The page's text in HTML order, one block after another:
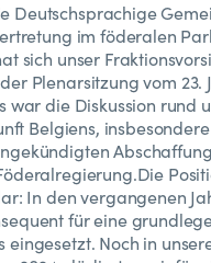
Deutschsprachige
im föderalen
sich unser
Plenarsitzung vom 23.
war die Diskussion rund
Belgiens,
In den vergangenen
für eine
eingesetzt. Noch in